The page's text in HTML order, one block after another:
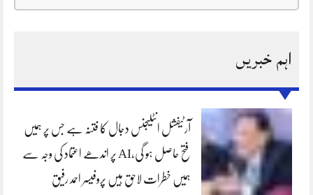
اہم خبریں
آرٹیفشل انٹلیجنس دجال کا فتنہ ہے جس پر ہمیں
فتح حاصل ہو گی،AI پر اندھے اعتماد کی وجہ سے
ہمیں خطرات لاحق ہیں پروفیسر احمد رفیق